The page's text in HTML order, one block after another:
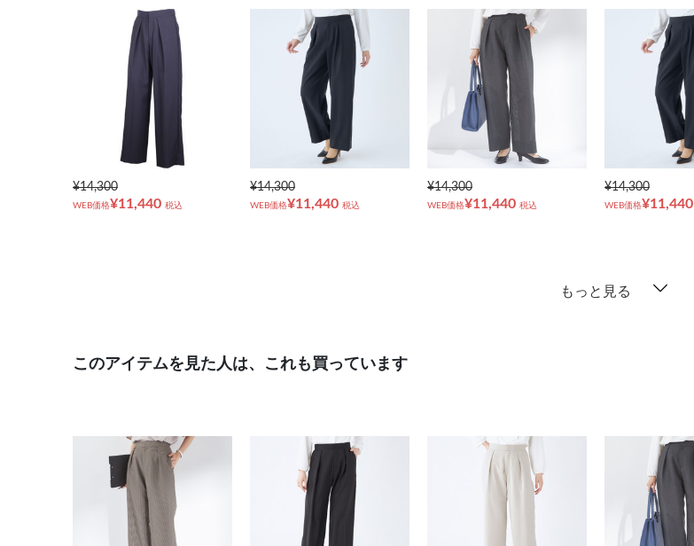
¥14,300
WEB価格¥11,440 税込
¥14,300
WEB価格¥11,440 税込
¥14,300
WEB価格¥11,440 税込
¥14,300
WEB価格¥11,440
もっと見る
このアイテムを見た人は、これも買っています